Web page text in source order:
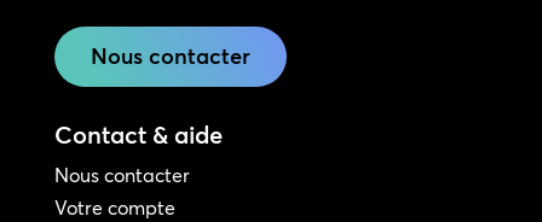
Nous contacter
Contact & aide
Nous contacter
Votre compte